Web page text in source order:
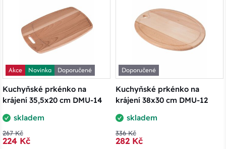
Akce Novinka
Doporučené
Kuchyňské prkénko na
krájení 35,5x20 cm DMU-14
skladem
267 Kč
224 Kč
Doporučené
Kuchyňské prkénko na
krájení 38x30 cm DMU-12
skladem
336 Kč
282 Kč